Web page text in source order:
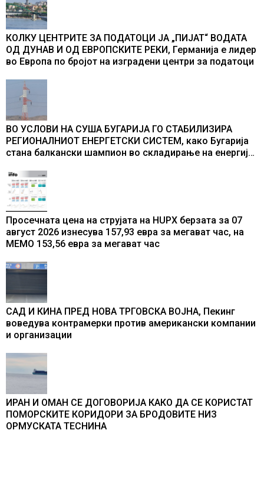
КОЛКУ ЦЕНТРИТЕ ЗА ПОДАТОЦИ ЈА „ПИЈАТ“ ВОДАТА
ОД ДУНАВ И ОД ЕВРОПСКИТЕ РЕКИ, Германија е лидер
во Европа по бројот на изградени центри за податоци
ВО УСЛОВИ НА СУША БУГАРИЈА ГО СТАБИЛИЗИРА
РЕГИОНАЛНИОТ ЕНЕРГЕТСКИ СИСТЕМ, како Бугарија
стана балкански шампион во складирање на енергија
Просечната цена на струјата на HUPX берзата за 07
август 2026 изнесува 157,93 евра за мегават час, на
МЕМО 153,56 евра за мегават час
САД И КИНА ПРЕД НОВА ТРГОВСКА ВОЈНА, Пекинг
воведува контрамерки против американски компании
и организации
ИРАН И ОМАН СЕ ДОГОВОРИЈА КАКО ДА СЕ КОРИСТАТ
ПОМОРСКИТЕ КОРИДОРИ ЗА БРОДОВИТЕ НИЗ
ОРМУСКАТА ТЕСНИНА